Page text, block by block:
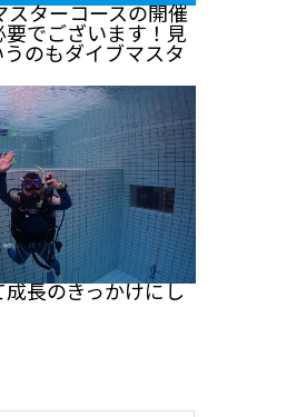
ターコースの開催
でございます！見
のもダイブマスタ
長のきっかけにし